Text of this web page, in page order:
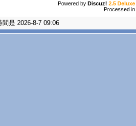
Powered by Discuz! 2.5 Deluxe
Processed
是 2026-8-7 09:06